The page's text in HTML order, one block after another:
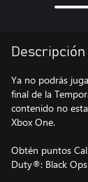
Descripción
Ya no podrás
final de la
contenido no
Xbox One.
Obtén puntos
Duty®: Black